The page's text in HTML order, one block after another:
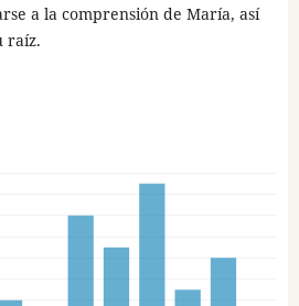
a la comprensión de María, así
raíz.